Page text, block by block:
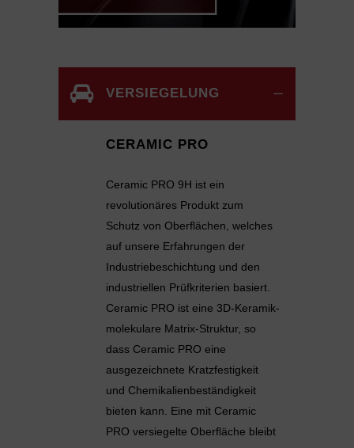
VERSIEGELUNG
CERAMIC PRO
Ceramic PRO 9H ist ein
revolutionäres Produkt zum
Schutz von Oberflächen, welches
auf unsere Erfahrungen der
Industriebeschichtung und den
industriellen Prüfkriterien basiert.
Ceramic PRO ist eine 3D-Keramik-
molekulare Matrix-Struktur, so
dass Ceramic PRO eine
ausgezeichnete Kratzfestigkeit
und Chemikalienbeständigkeit
bieten kann. Eine mit Ceramic
PRO versiegelte Oberfläche bleibt